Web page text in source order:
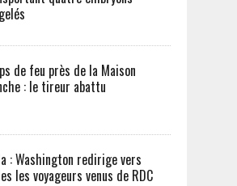
de feu près de la Maison
: le tireur abattu
: Washington redirige vers
les voyageurs venus de RDC